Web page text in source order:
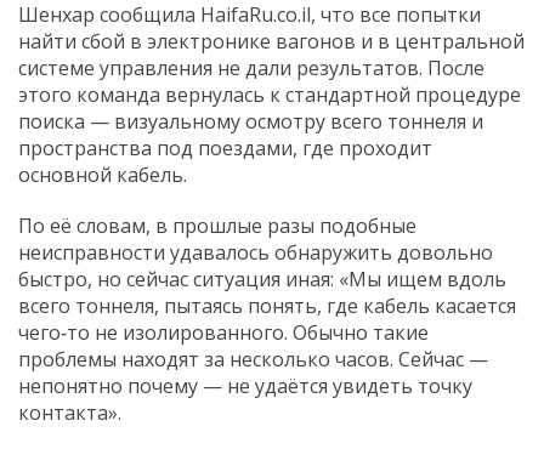
Шенхар сообщила HaifaRu.co.il, что все попытки
найти сбой в электронике вагонов и в центральной
системе управления не дали результатов. После
этого команда вернулась к стандартной процедуре
поиска — визуальному осмотру всего тоннеля и
пространства под поездами, где проходит
основной кабель.
По её словам, в прошлые разы подобные
неисправности удавалось обнаружить довольно
быстро, но сейчас ситуация иная: «Мы ищем вдоль
всего тоннеля, пытаясь понять, где кабель касается
чего‑то не изолированного. Обычно такие
проблемы находят за несколько часов. Сейчас —
непонятно почему — не удаётся увидеть точку
контакта».